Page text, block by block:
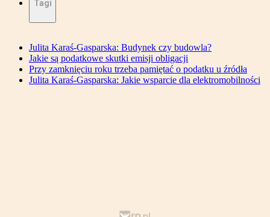
Tagi
Julita Karaś-Gasparska: Budynek czy budowla?
Jakie są podatkowe skutki emisji obligacji
Przy zamknięciu roku trzeba pamiętać o podatku u źródła
Julita Karaś-Gasparska: Jakie wsparcie dla elektromobilności